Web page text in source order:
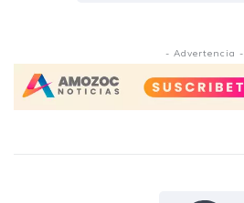
- Advertencia -